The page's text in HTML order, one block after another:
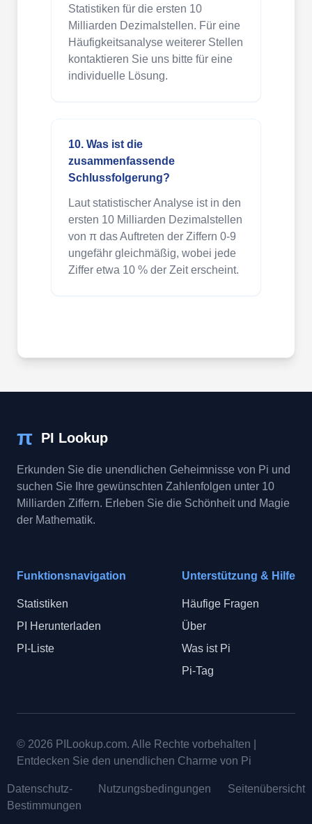
Statistiken für die ersten 10
Milliarden Dezimalstellen. Für eine
Häufigkeitsanalyse weiterer Stellen
kontaktieren Sie uns bitte für eine
individuelle Lösung.
10. Was ist die
zusammenfassende
Schlussfolgerung?
Laut statistischer Analyse ist in den
ersten 10 Milliarden Dezimalstellen
von π das Auftreten der Ziffern 0-9
ungefähr gleichmäßig, wobei jede
Ziffer etwa 10 % der Zeit erscheint.
π PI Lookup
Erkunden Sie die unendlichen Geheimnisse von Pi und
suchen Sie Ihre gewünschten Zahlenfolgen unter 10
Milliarden Ziffern. Erleben Sie die Schönheit und Magie
der Mathematik.
Funktionsnavigation
Statistiken
PI Herunterladen
PI-Liste
Unterstützung & Hilfe
Häufige Fragen
Über
Was ist Pi
Pi-Tag
© 2026 PILookup.com. Alle Rechte vorbehalten
Entdecken Sie den unendlichen Charme von Pi
Datenschutz-
Bestimmungen
Nutzungsbedingungen Seitenübersicht